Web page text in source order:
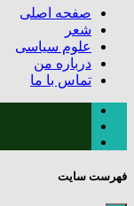
صفحه اصلی
شعر
علوم سیاسی
درباره من
تماس با ما
فهرست سایت